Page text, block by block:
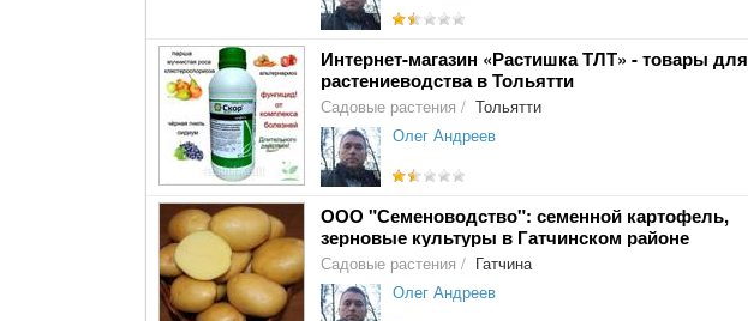
Интернет-магазин «Растишка ТЛТ» - товары для
растениеводства в Тольятти
Садовые растения / Тольятти
Олег Андреев
ООО "Семеноводство": семенной картофель,
зерновые культуры в Гатчинском районе
Садовые растения / Гатчина
Олег Андреев